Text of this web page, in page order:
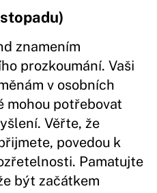
znamením
prozkoumání. Vaši
v osobních
mohou potřebovat
Věřte, že
povedou k
Pamatujte
být začátkem